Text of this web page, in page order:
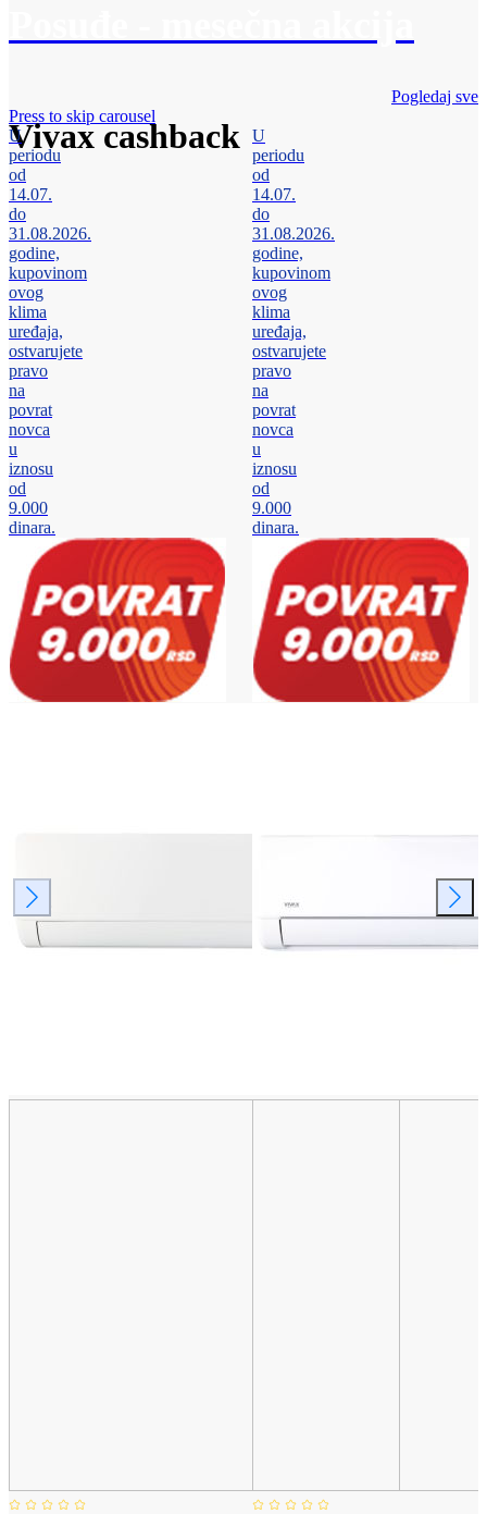
Vivax cashback
Pogledaj sve
Press to skip carousel
U
periodu
od
14.07.
do
31.08.2026.
godine,
kupovinom
ovog
klima
uređaja,
ostvarujete
pravo
na
povrat
novca
u
iznosu
od
9.000
dinara.
U
periodu
od
14.07.
do
31.08.2026.
godine,
kupovinom
ovog
klima
uređaja,
ostvarujete
pravo
na
povrat
novca
u
iznosu
od
9.000
dinara.